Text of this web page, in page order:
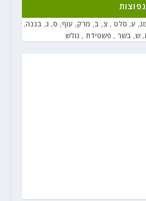
, ע, סלט , צ, ב, מרק, עוף, ס, ג, בננה,
, ש, בשר , פשטידת , גולש